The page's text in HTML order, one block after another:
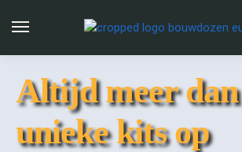
Altijd meer dan
unieke kits op